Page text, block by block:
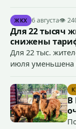
ЖКХ 6 августа👁
Для 22 тысяч
снижены
Для 22 тыс.
июля уменьшена
началу работы в
«Водоканал.
В